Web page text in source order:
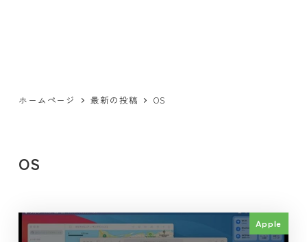
ホームページ 最新の投稿 OS
OS
Apple